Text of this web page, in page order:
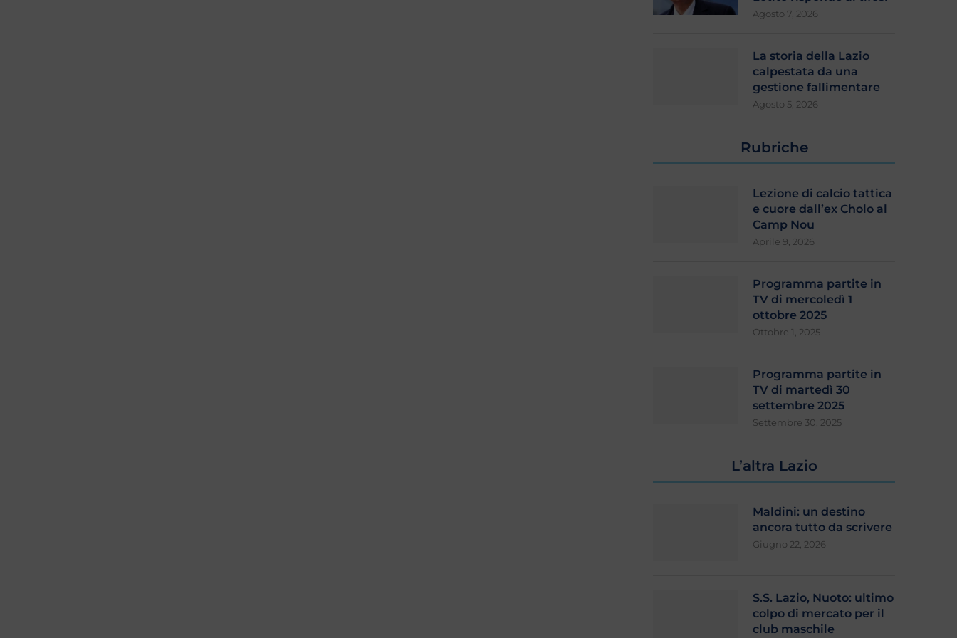
Agosto 7, 2026
La storia della Lazio
calpestata da una
gestione fallimentare
Agosto 5, 2026
Rubriche
Lezione di calcio tattica
e cuore dall’ex Cholo al
Camp Nou
Aprile 9, 2026
Programma partite in
TV di mercoledì 1
ottobre 2025
Ottobre 1, 2025
Programma partite in
TV di martedì 30
settembre 2025
Settembre 30, 2025
L’altra Lazio
Maldini: un destino
ancora tutto da scrivere
Giugno 22, 2026
S.S. Lazio, Nuoto: ultimo
colpo di mercato per il
club maschile